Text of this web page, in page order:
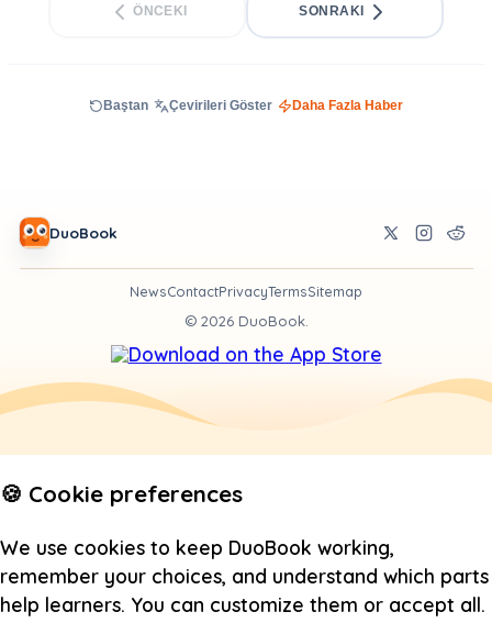
ÖNCEKI SONRAKI
Baştan Çevirileri Göster Daha Fazla Haber
DuoBook
NewsContactPrivacyTermsSitemap
© 2026DuoBook.
🍪 Cookie preferences
We use cookies to keep DuoBook working,
remember your choices, and understand which parts
help learners. You can customize them or accept all.